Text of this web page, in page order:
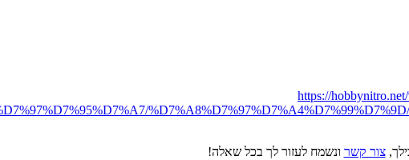
https://
צור קשר ונשמח לעזור לך בכל שאלה!